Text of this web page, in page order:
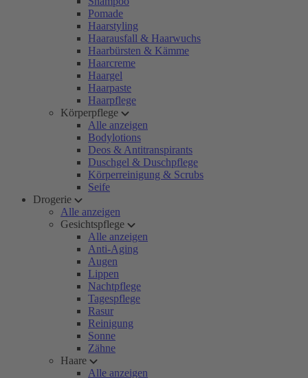
Pomade
Haarstyling
Haarausfall & Haarwuchs
Haarbürsten & Kämme
Haarcreme
Haargel
Haarpaste
Haarpflege
Körperpflege
Alle anzeigen
Bodylotions
Deos & Antitranspirants
Duschgel & Duschpflege
Körperreinigung & Scrubs
Seife
Drogerie
Alle anzeigen
Gesichtspflege
Alle anzeigen
Anti-Aging
Augen
Lippen
Nachtpflege
Tagespflege
Rasur
Reinigung
Sonne
Zähne
Haare
Alle anzeigen